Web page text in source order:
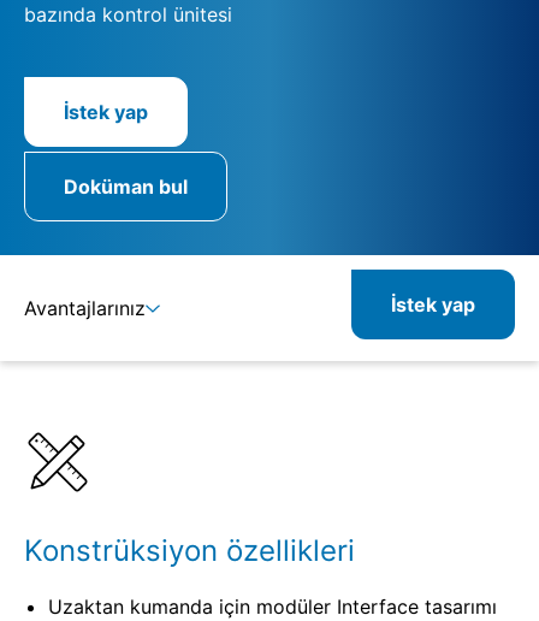
bazında kontrol ünitesi
İstek yap
Doküman bul
Avantajlarınız
Kombine edilebilir ürünler
İstek yap
Konstrüksiyon özellikleri
Uzaktan kumanda için modüler Interface tasarımı